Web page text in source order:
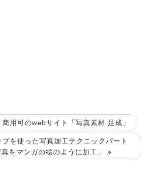
用可のwebサイト「写真素材 足成」
プを使った写真加工テクニックパート
をマンガの絵のように加工」 »